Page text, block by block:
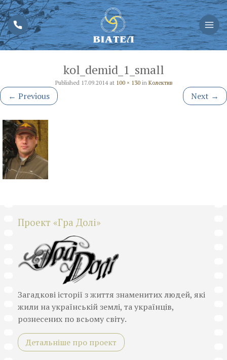
kol_demid_1_small
Published 17.09.2014at 100 × 130in Колектив
← Previous Next →
Проект «Гра Долі»
Загадкові історії з життя знаменитих людей, які
жили на українській землі, та українців,
рознесених по всьому світу.
Детальніше про проект